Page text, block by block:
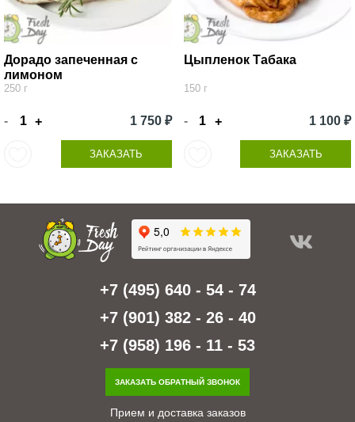
Дорадо запеченная с
лимоном
250 г
- + 1 750 ₽
ЗАКАЗАТЬ
Цыпленок Табака
150 г
- + 1 100 ₽
ЗАКАЗАТЬ
+7 (495) 640 - 54 - 74
+7 (901) 382 - 26 - 40
+7 (958) 196 - 11 - 53
ЗАКАЗАТЬ ОБРАТНЫЙ ЗВОНОК
Прием и доставка заказов